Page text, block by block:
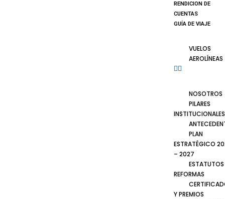
RENDICION DE
CUENTAS
GUÍA DE VIAJE
VUELOS
AEROLÍNEAS
NOSOTROS
PILARES
INSTITUCIONALES
PLAN
ESTRATÉGICO
– 2027
ESTATUTOS
REFORMAS
Y PREMIOS